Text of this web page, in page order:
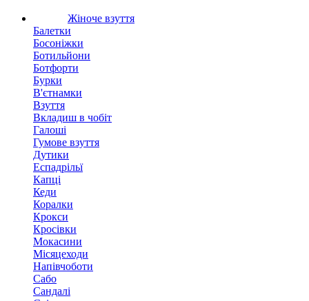
Жіноче взуття
Балетки
Босоніжки
Ботильйони
Ботфорти
Бурки
В'єтнамки
Взуття
Вкладиш в чобіт
Галоші
Гумове взуття
Дутики
Еспадрільї
Капці
Кеди
Коралки
Крокси
Кросівки
Мокасини
Місяцеходи
Напівчоботи
Сабо
Сандалі